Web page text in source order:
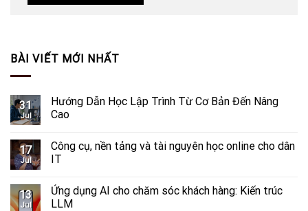
BÀI VIẾT MỚI NHẤT
31
Jul
Hướng Dẫn Học Lập Trình Từ Cơ Bản Đến Nâng
Cao
17
Jul
Công cụ, nền tảng và tài nguyên học online cho dân
IT
13
Jul
Ứng dụng AI cho chăm sóc khách hàng: Kiến trúc
LLM